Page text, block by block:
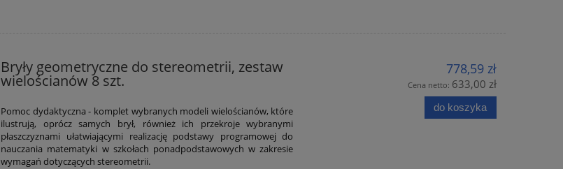
Bryły geometryczne do stereometrii, zestaw
wielościanów 8 szt.
Pomoc dydaktyczna - komplet wybranych modeli wielościanów, które
ilustrują, oprócz samych brył, również ich przekroje wybranymi
płaszczyznami ułatwiającymi realizację podstawy programowej do
nauczania matematyki w szkołach ponadpodstawowych w zakresie
wymagań dotyczących stereometrii.
778,59 zł
Cena netto: 633,00 zł
do koszyka